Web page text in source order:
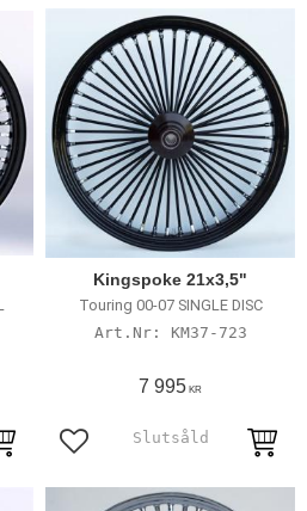
Kingspoke 21x3,5"
Touring 00-07 SINGLE DISC
KM37-723
7 995 KR
Lägg till i favoriter